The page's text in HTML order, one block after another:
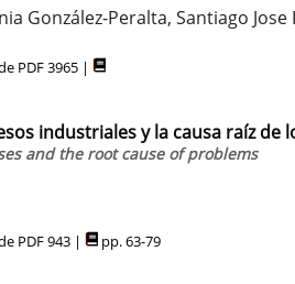
González-Peralta, Santiago
PDF 3965 |
industriales y la causa raíz de
and the root cause of problems
PDF 943 | pp. 63-79